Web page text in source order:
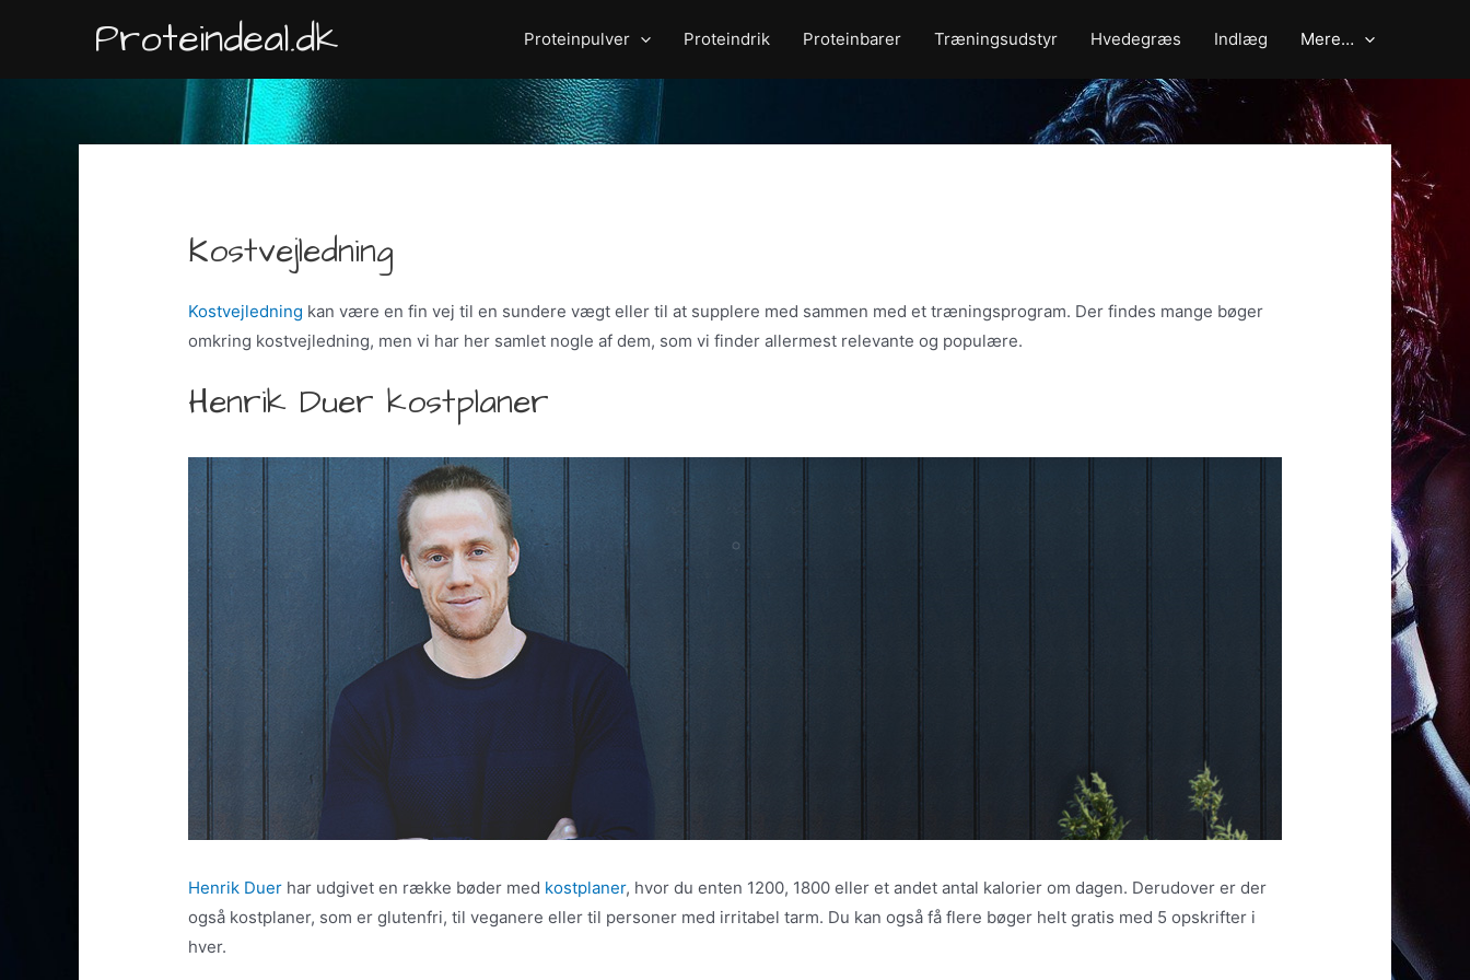
Proteindeal.dk Proteinpulver Proteindrik Proteinbarer Træningsudstyr Hvedegræs Indlæg Mere…
Kostvejledning
Kostvejledning kan være en fin vej til en sundere vægt eller til at supplere med sammen med et træningsprogram. Der findes mange bøger
omkring kostvejledning, men vi har her samlet nogle af dem, som vi finder allermest relevante og populære.
Henrik Duer kostplaner
Henrik Duer har udgivet en række bøder med kostplaner, hvor du enten 1200, 1800 eller et andet antal kalorier om dagen. Derudover er der
også kostplaner, som er glutenfri, til veganere eller til personer med irritabel tarm. Du kan også få flere bøger helt gratis med 5 opskrifter i
hver.